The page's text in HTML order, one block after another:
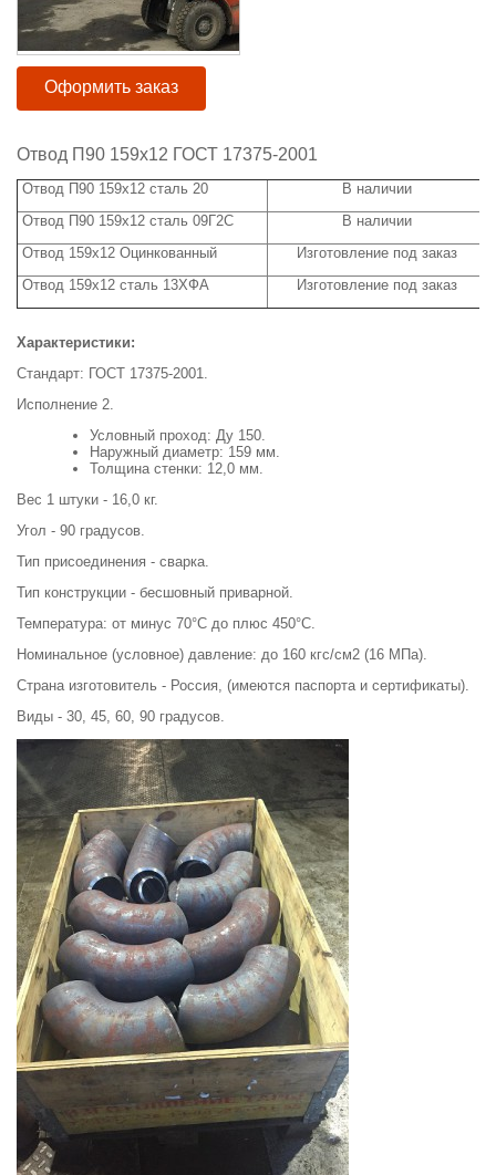
Оформить заказ
Отвод П90 159х12 ГОСТ 17375-2001
Отвод П90 159х12 сталь 20
В наличии
Отвод П90 159х12 сталь 09Г2С
В наличии
Отвод 159х12 Оцинкованный
Изготовление под заказ
Отвод 159х12 сталь 13ХФА
Изготовление под заказ
Характеристики:
Стандарт: ГОСТ 17375-2001.
Исполнение 2.
Условный проход: Ду 150.
Наружный диаметр: 159 мм.
Толщина стенки: 12,0 мм.
Вес 1 штуки - 16,0 кг.
Угол - 90 градусов.
Тип присоединения - сварка.
Тип конструкции - бесшовный приварной.
Температура: от минус 70°С до плюс 450°С.
Номинальное (условное) давление: до 160 кгс/см2 (16 МПа).
Страна изготовитель - Россия, (имеются паспорта и сертификаты).
Виды - 30, 45, 60, 90 градусов.